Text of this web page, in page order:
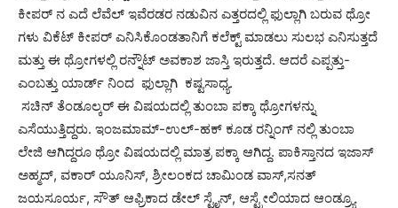
ಕೀಪರ್ ನ ಎದೆ ಲೆವೆಲ್ ಇವೆರಡರ ನಡುವಿನ ಎತ್ತರದಲ್ಲಿ ಫುಲ್ಲಾಗಿ ಬರುವ ಥ್ರೋ
ಗಳು ವಿಕೆಟ್ ಕೀಪರ್ ಎನಿಸಿಕೊಂಡತಾನಿಗೆ ಕಲೆಕ್ಟ್ ಮಾಡಲು ಸುಲಭ ಎನಿಸುತ್ತದೆ
ಮತ್ತು ಈ ಥ್ರೋಗಳಲ್ಲಿ ರನ್ನೌಟ್ ಅವಕಾಶ ಜಾಸ್ತಿ ಇರುತ್ತದೆ. ಆದರೆ ಎಪ್ಪತ್ತು-
ಎಂಬತ್ತು ಯಾರ್ಡ್ ನಿಂದ ಫುಲ್ಲಾಗಿ ಕಷ್ಟಸಾಧ್ಯ.
ಸಚಿನ್ ತೆಂಡೂಲ್ಕರ್ ಈ ವಿಷಯದಲ್ಲಿ ತುಂಬಾ ಪಕ್ಕಾ ಥ್ರೋಗಳನ್ನು
ಎಸೆಯುತ್ತಿದ್ದರು. ಇಂಜಮಾಮ್-ಉಲ್-ಹಕ್ ಕೂಡ ರನ್ನಿಂಗ್ ನಲ್ಲಿ ತುಂಬಾ
ಲೇಜಿ ಆಗಿದ್ದರೂ ಥ್ರೋ ವಿಷಯದಲ್ಲಿ ಮಾತ್ರ ಪಕ್ಕಾ ಆಗಿದ್ದ. ಪಾಕಿಸ್ತಾನದ ಇಜಾಸ್
ಅಹ್ಮದ್, ವಕಾರ್ ಯೂನಿಸ್, ಶ್ರೀಲಂಕದ ಚಾಮಿಂಡ ವಾಸ್,ಸನತ್
ಜಯಸೂರ್ಯ, ಸೌತ್ ಆಫ್ರಿಕಾದ ಡೇಲ್ ಸ್ಟೈನ್, ಆಸ್ಟ್ರೇಲಿಯಾದ ಆಂಡ್ರ್ಯೂ